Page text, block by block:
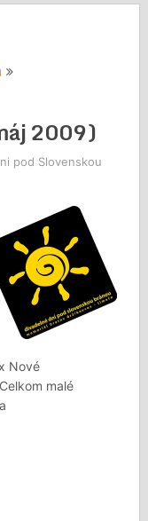
2009)
pod Slovenskou
Nové
malé